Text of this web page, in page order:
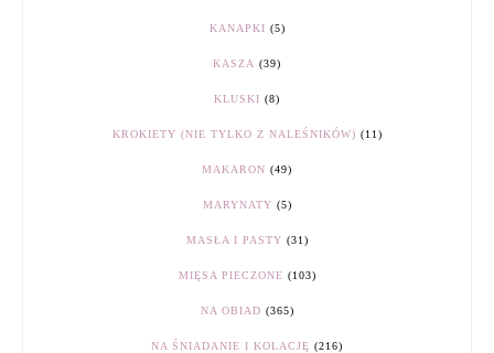
KANAPKI (5)
KASZA (39)
KLUSKI (8)
KROKIETY (NIE TYLKO Z NALEŚNIKÓW) (11)
MAKARON (49)
MARYNATY (5)
MASŁA I PASTY (31)
MIĘSA PIECZONE (103)
NA OBIAD (365)
NA ŚNIADANIE I KOLACJĘ (216)